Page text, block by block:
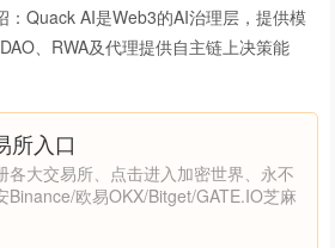
：Quack AI是Web3的AI治理层，提供模
、RWA及代理提供自主链上决策能
所入口
各大交易所、点击进入加密世界、永不
Binance/欧易OKX/Bitget/GATE.IO芝麻